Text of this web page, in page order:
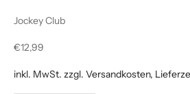
Jockey Club
Angebot
€12,99
inkl. MwSt. zzgl. Versandkosten,